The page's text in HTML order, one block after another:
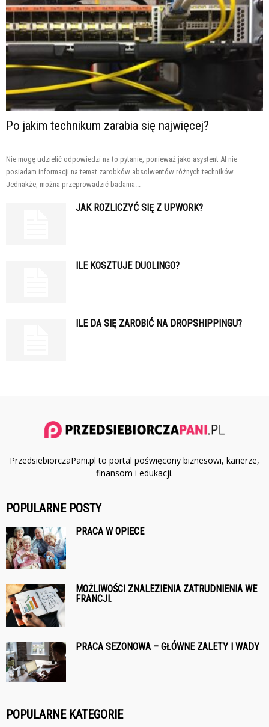
Po jakim technikum zarabia się najwięcej?
Nie mogę udzielić odpowiedzi na to pytanie, ponieważ jako asystent AI nie
posiadam informacji na temat zarobków absolwentów różnych techników.
Jednakże, można przeprowadzić badania...
JAK ROZLICZYĆ SIĘ Z UPWORK?
ILE KOSZTUJE DUOLINGO?
ILE DA SIĘ ZAROBIĆ NA DROPSHIPPINGU?
PrzedsiebiorczaPani.pl to portal poświęcony biznesowi, karierze,
finansom i edukacji.
POPULARNE POSTY
PRACA W OPIECE
MOŻLIWOŚCI ZNALEZIENIA ZATRUDNIENIA WE
FRANCJI.
PRACA SEZONOWA – GŁÓWNE ZALETY I WADY
POPULARNE KATEGORIE